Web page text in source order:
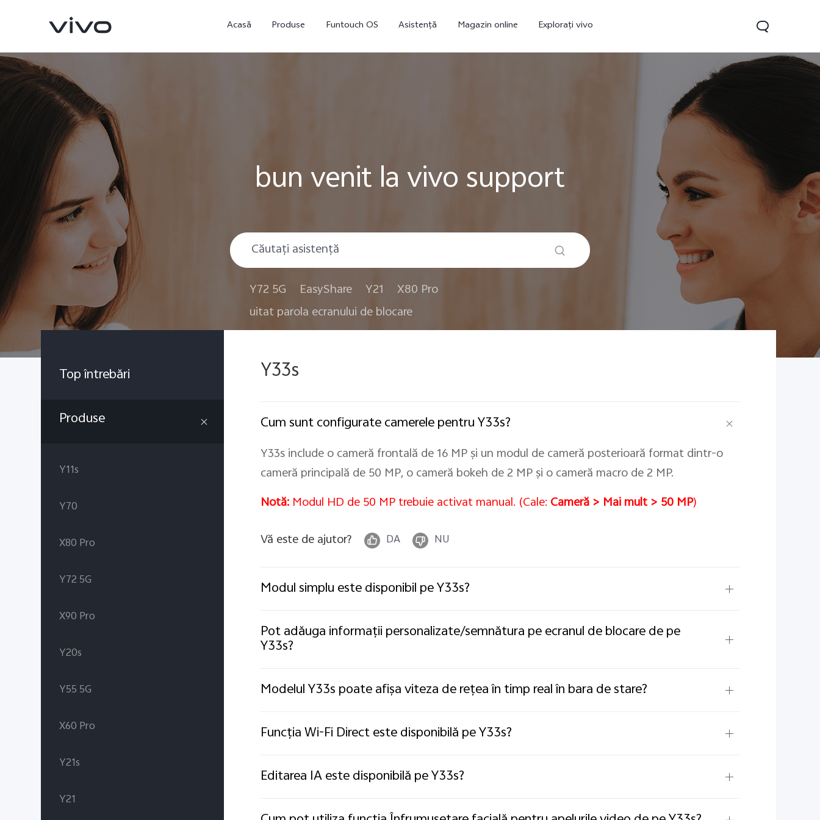
Acasă Produse Funtouch OS Asistență Magazin online Explorați vivo
X90 Pro Y22s nou
bun venit la vivo support
Y72 5G EasyShare Y21
X80 Pro
uitat parola ecranului de blocare
Top întrebări
Produse
Y11s
Y70
X80 Pro
Y72 5G
X90 Pro
Y20s
Y55 5G
X60 Pro
Y21s
Y21
Y33s
Cum sunt configurate camerele pentru Y33s?
Y33s include o cameră frontală de 16 MP și un modul de cameră posterioară format dintr-o
cameră principală de 50 MP, o cameră bokeh de 2 MP și o cameră macro de 2 MP.
Notă: Modul HD de 50 MP trebuie activat manual. (Cale: Cameră > Mai mult > 50 MP)
Vă este de ajutor?
DA NU
Modul simplu este disponibil pe Y33s?
Pot adăuga informații personalizate/semnătura pe ecranul de blocare de pe
Y33s?
Modelul Y33s poate afișa viteza de rețea în timp real în bara de stare?
Funcția Wi-Fi Direct este disponibilă pe Y33s?
Editarea IA este disponibilă pe Y33s?